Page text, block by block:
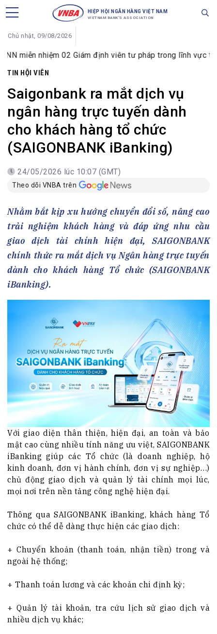
HIỆP HỘI NGÂN HÀNG VIỆT NAM
VIETNAM BANK'S ASSOCIATION
Chủ nhật, 09/08/2026
nhiệm 02 Giám định viên tư pháp trong lĩnh vực tiền tệ và
TIN HỘI VIÊN
Saigonbank ra mắt dịch vụ
ngân hàng trực tuyến dành
cho khách hàng tổ chức
(SAIGONBANK iBanking)
24/05/2026 lúc 10:07 (GMT)
Theo dõi VNBA trên
Nhằm bắt kịp xu hướng chuyển đổi số, nâng cao
trải nghiệm khách hàng và đáp ứng nhu cầu
giao dịch tài chính hiện đại, SAIGONBANK
chính thức ra mắt dịch vụ Ngân hàng trực tuyến
dành cho khách hàng Tổ chức (SAIGONBANK
iBanking).
Với giao diện thân thiện, hiện đại, an toàn và bảo
mật cao cùng nhiều tính năng ưu việt, SAIGONBANK
iBanking giúp các Tổ chức (là doanh nghiệp, hộ
kinh doanh, đơn vị hành chính, đơn vị sự nghiệp…)
chủ động giao dịch và quản lý tài chính mọi lúc,
mọi nơi trên nền tảng công nghệ hiện đại.
Thông qua SAIGONBANK iBanking, khách hàng Tổ
chức có thể dễ dàng thực hiện các giao dịch:
+ Chuyển khoản (thanh toán, nhận tiền) trong và
ngoài hệ thống;
+ Thanh toán lương và các khoản chi định kỳ;
+ Quản lý tài khoản, tra cứu lịch sử giao dịch và
nhiều dịch vụ khác;